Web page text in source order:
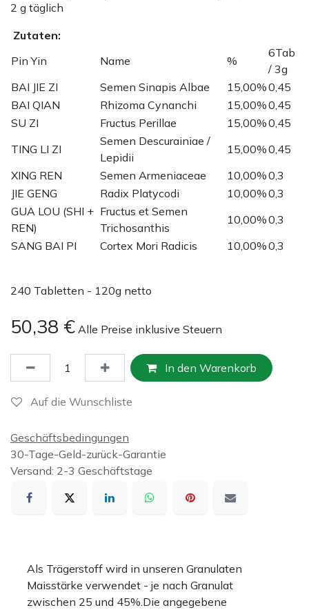
2 g täglich
Zutaten:
Pin Yin
Name %
6Tab
/ 3g
BAI JIE ZI
Semen Sinapis Albae 15,00%0,45
BAI QIAN
Rhizoma Cynanchi 15,00%0,45
SU ZI
Fructus Perillae 15,00%0,45
TING LI ZI
Semen Descurainiae /
Lepidii
15,00%0,45
XING REN
Semen Armeniaceae 10,00%0,3
JIE GENG
Radix Platycodi 10,00%0,3
GUA LOU (SHI +
REN)
Fructus et Semen
Trichosanthis
10,00%0,3
SANG BAI PI
Cortex Mori Radicis 10,00%0,3
240 Tabletten - 120g netto
50,38 € Alle Preise inklusive Steuern
In den Warenkorb
Auf die Wunschliste
Geschäftsbedingungen
30-Tage-Geld-zurück-Garantie
Versand: 2-3 Geschäftstage
Als Trägerstoff wird in unseren Granulaten
Maisstärke verwendet - je nach Granulat
zwischen 25 und 45%.Die angegebene